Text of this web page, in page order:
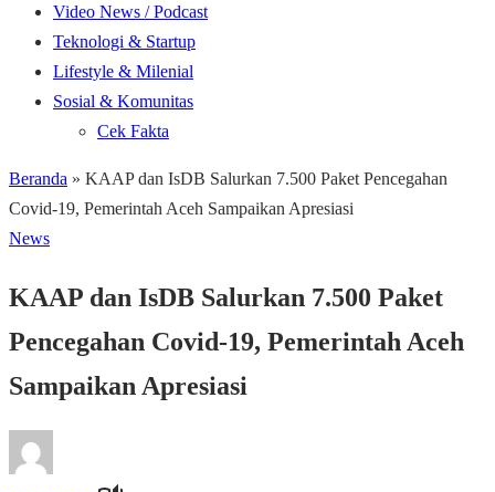
Video News / Podcast
Teknologi & Startup
Lifestyle & Milenial
Sosial & Komunitas
Cek Fakta
Beranda » KAAP dan IsDB Salurkan 7.500 Paket Pencegahan
Covid-19, Pemerintah Aceh Sampaikan Apresiasi
News
KAAP dan IsDB Salurkan 7.500 Paket
Pencegahan Covid-19, Pemerintah Aceh
Sampaikan Apresiasi